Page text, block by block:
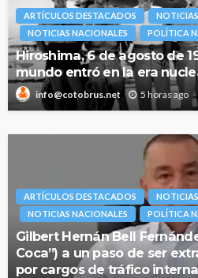
ARTÍCULOS DESTACADOS
NOTICIAS NACIONALES
POLÍTICA
Hiroshima, 6 de agosto de
mundo entró en la era
info@cotobrus.net 5 horas ago
ARTÍCULOS DESTACADOS
NOTICIAS NACIONALES
POLÍTICA
Gilbert Hernán Bell
Coca”) a un paso de ser
por cargos de tráfico